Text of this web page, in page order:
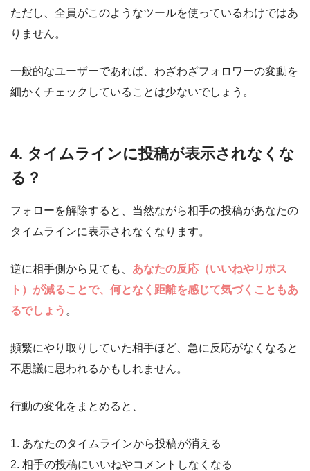
ただし、全員がこのようなツールを使っているわけではあ
りません。
一般的なユーザーであれば、わざわざフォロワーの変動を
細かくチェックしていることは少ないでしょう。
4. タイムラインに投稿が表示されなくな
る？
フォローを解除すると、当然ながら相手の投稿があなたの
タイムラインに表示されなくなります。
逆に相手側から見ても、 あなたの反応（いいねやリポス
ト）が減ることで、何となく距離を感じて気づくこともあ
るでしょう 。
頻繁にやり取りしていた相手ほど、急に反応がなくなると
不思議に思われるかもしれません。
行動の変化をまとめると、
1. あなたのタイムラインから投稿が消える
2. 相手の投稿にいいねやコメントしなくなる